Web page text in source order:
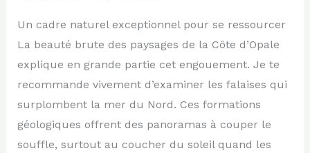
Un cadre naturel exceptionnel pour se ressourcer
La beauté brute des paysages de la Côte d’Opale
explique en grande partie cet engouement. Je te
recommande vivement d’examiner les falaises qui
surplombent la mer du Nord. Ces formations
géologiques offrent des panoramas à couper le
souffle, surtout au coucher du soleil quand les